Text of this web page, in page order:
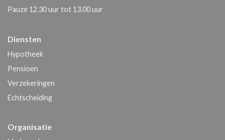
Pauze 12.30 uur tot 13.00 uur
Diensten
Hypotheek
Pensioen
Verzekeringen
Echtscheiding
Organisatie